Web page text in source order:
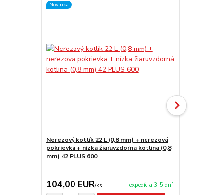
Novinka
Nerezový kotlík 22 L (0,8 mm) + nerezová
pokrievka + nízka žiaruvzdorná kotlina (0,8
mm) 42 PLUS 600
104,00 EUR/ks expedícia 3-5 dní